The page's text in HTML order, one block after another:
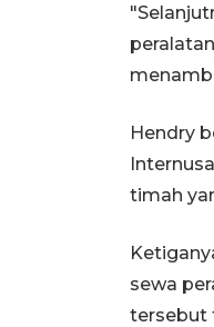
peralatan
Hendry
timah
sewa
tersebut